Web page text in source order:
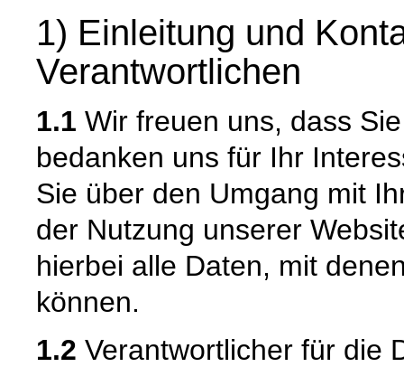
1) Einleitung und
Verantwortlichen
1.1 Wir freuen uns, dass
bedanken uns für Ihr
Sie über den Umgang mit
der Nutzung unserer
hierbei alle Daten, mit
können.
1.2 Verantwortlicher für die